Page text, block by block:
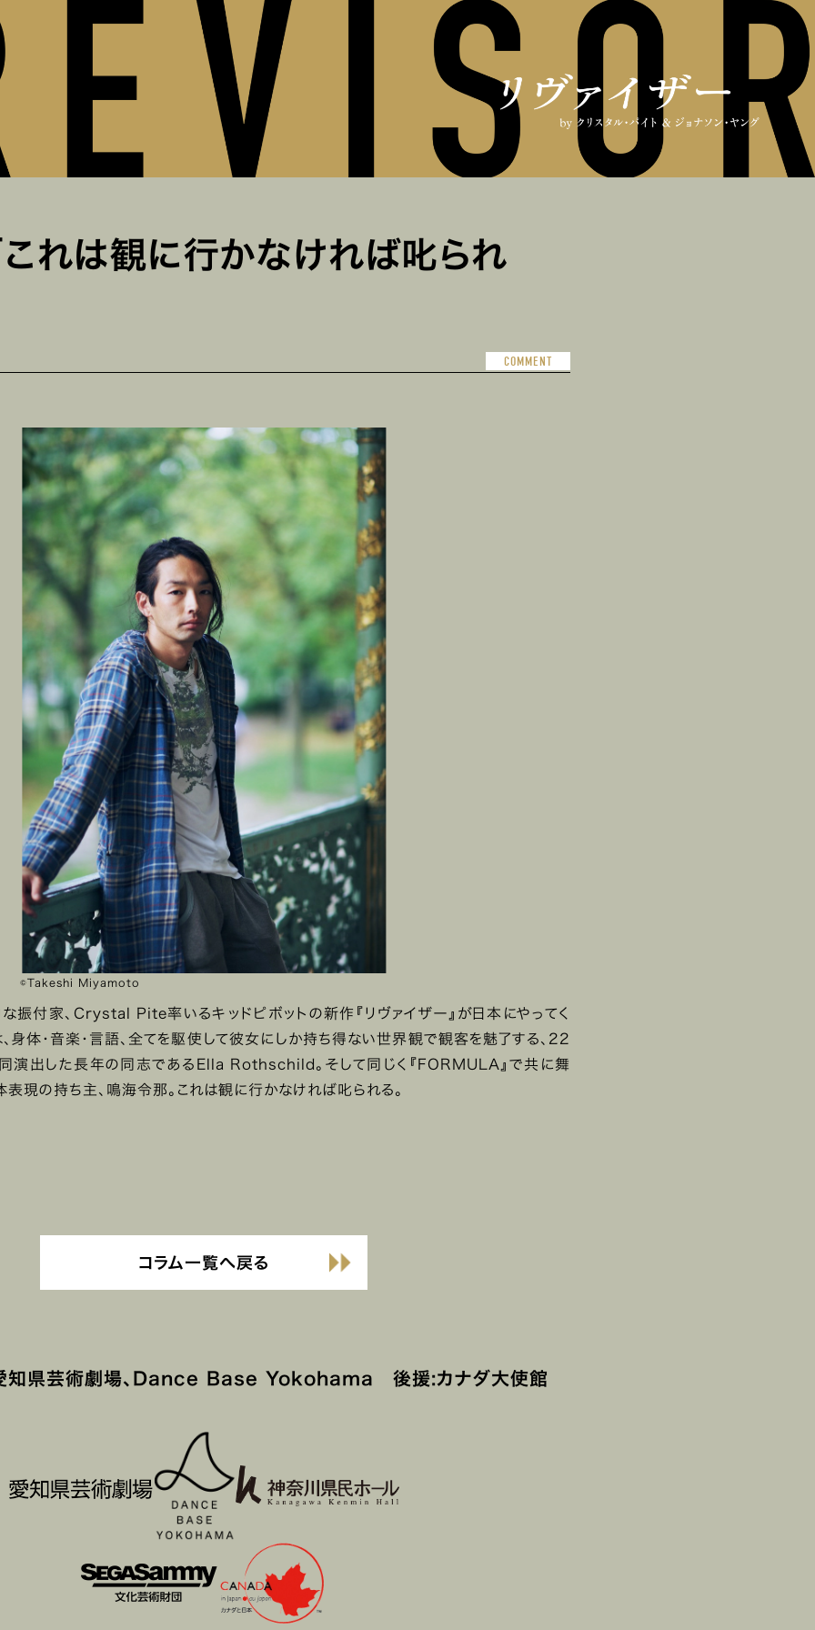
これは観に行かなければ叱られ
COMMENT
©︎Takeshi Miyamoto
振付家、Crystal Pite率いるキッドピボットの新作『リヴァイザー』が日本にやってく
、身体・音楽・言語、全てを駆使して彼女にしか持ち得ない世界観で観客を魅了する、22
演出した長年の同志であるElla Rothschild。そして同じく『FORMULA』で共に舞
表現の持ち主、鳴海令那。これは観に行かなければ叱られる。
コラム一覧へ戻る
知県芸術劇場、Dance Base Yokohama 後援:カナダ大使館